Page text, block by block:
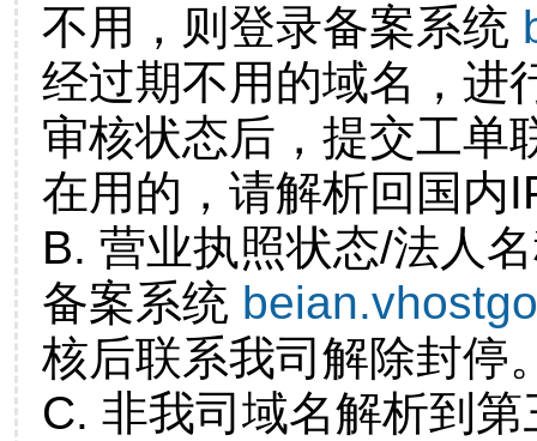
不用，则登录备案系统
经过期不用的域名，进
审核状态后，提交工单
在用的，请解析回国内
B. 营业执照状态/法人
备案系统
核后联系我司解除封停
C. 非我司域名解析到